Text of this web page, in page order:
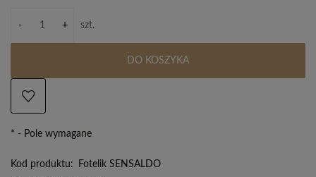
- + szt.
DO KOSZYKA
* - Pole wymagane
Kod produktu:
Fotelik SENSALDO